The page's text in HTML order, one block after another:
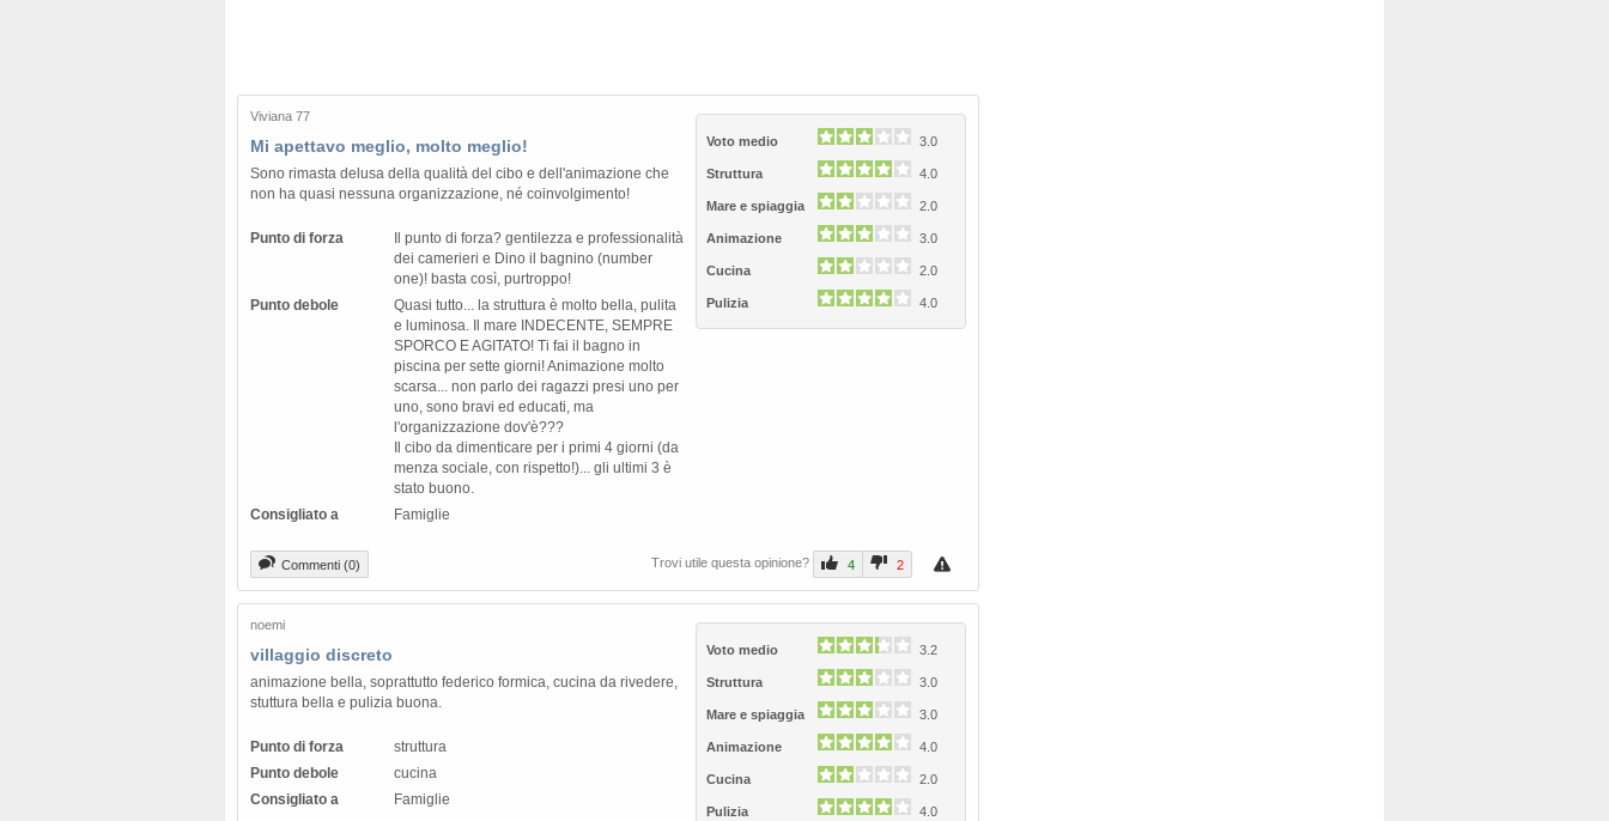
Viviana 77
Voto medio
3.0
Struttura 4.0
Mare e spiaggia 2.0
Animazione 3.0
Cucina 2.0
Pulizia 4.0
Mi apettavo meglio, molto meglio!
Sono rimasta delusa della qualità del cibo e dell'animazione che
non ha quasi nessuna organizzazione, né coinvolgimento!
Punto di forza
Il punto di forza? gentilezza e professionalità
dei camerieri e Dino il bagnino (number
one)! basta così, purtroppo!
Punto debole
Quasi tutto... la struttura è molto bella, pulita
e luminosa. Il mare INDECENTE, SEMPRE
SPORCO E AGITATO! Ti fai il bagno in
piscina per sette giorni! Animazione molto
scarsa... non parlo dei ragazzi presi uno per
uno, sono bravi ed educati, ma
l'organizzazione dov'è???
Il cibo da dimenticare per i primi 4 giorni (da
menza sociale, con rispetto!)... gli ultimi 3 è
stato buono.
Consigliato a
Famiglie
Commenti (0) Trovi utile questa opinione? 4 2
noemi
Voto medio
3.2
Struttura 3.0
Mare e spiaggia 3.0
Animazione 4.0
Cucina 2.0
Pulizia 4.0
villaggio discreto
animazione bella, soprattutto federico formica, cucina da rivedere,
stuttura bella e pulizia buona.
Punto di forza
struttura
Punto debole
cucina
Consigliato a
Famiglie
Next